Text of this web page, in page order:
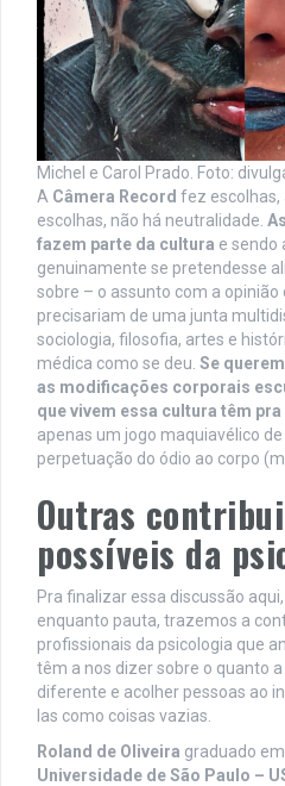
Michel e Carol Prado. Foto:
A Câmera Record fez escolhas,
escolhas, não há neutralidade.
fazem parte da cultura e sendo
genuinamente se pretendesse
sobre – o assunto com a
precisariam de uma junta
sociologia, filosofia, artes e
médica como se deu. Se
as modificações corporais
que vivem essa cultura têm
apenas um jogo maquiavélico
perpetuação do ódio ao corpo
Outras
possíveis da
Pra finalizar essa discussão
enquanto pauta, trazemos a
profissionais da psicologia que
têm a nos dizer sobre o quanto
diferente e acolher pessoas ao
las como coisas vazias.
Roland de Oliveira graduado
Universidade de São Paulo –